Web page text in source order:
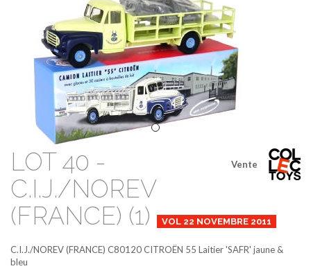
Vente
LOT 40 -
C.I.J./NOREV
(FRANCE) (1)
VOL 22 NOVEMBRE 2011
C.I.J./NOREV (FRANCE) C80120CITROËN 55 Laitier 'SAFR' jaune &
bleu